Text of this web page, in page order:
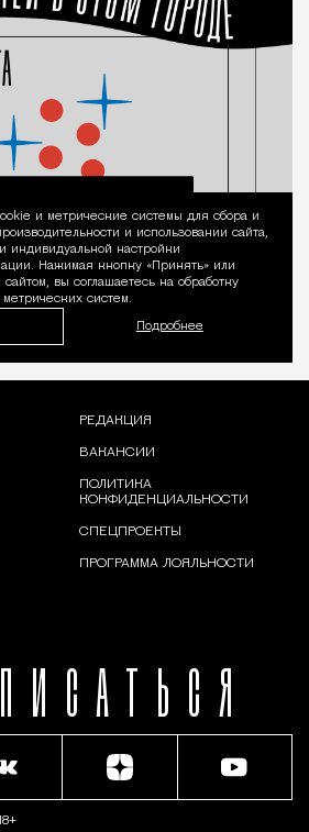
Уведомление
и метрические системы для сбора и
и использовании сайта,
индивидуальной настройки
Нажимая кнопку «Принять» или
вы соглашаетесь на обработку
систем.
Подробнее
РЕДАКЦИЯ
ВАКАНСИИ
ПОЛИТИКА
КОНФИДЕНЦИАЛЬНОСТИ
СПЕЦПРОЕКТЫ
ПРОГРАММА ЛОЯЛЬНОСТИ